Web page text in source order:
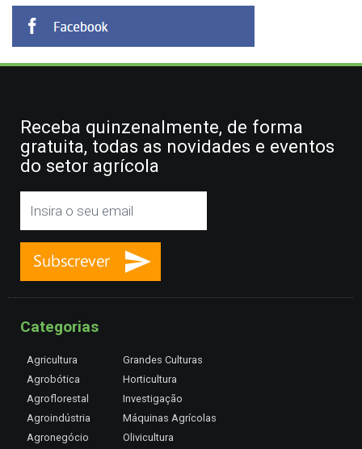
Receba quinzenalmente, de forma
gratuita, todas as novidades e eventos
do setor agrícola
Categorias
Agricultura
Agrobótica
Agroflorestal
Agroindústria
Agronegócio
Grandes Culturas
Horticultura
Investigação
Máquinas Agrícolas
Olivicultura